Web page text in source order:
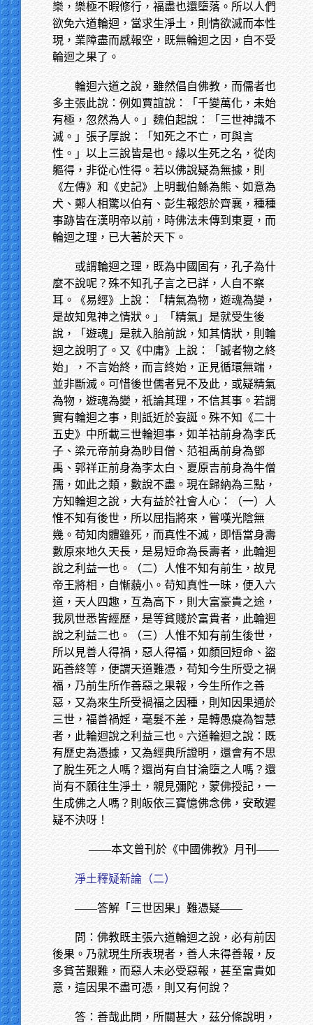
樂，樂極不暇修行，福盡也還墮落。所以人們
欲免六道輪迴，當求生淨土，則情欲滅而本性
現，業障盡而感報空，既無輪迴之因，自不受
輪迴之果了。
輪迴六道之說，雖然倡自佛教，而儒者也
多主張此說：例如賈誼說：「千變萬化，未始
有極，忽然為人。」魏伯起說：「三世神識不
滅。」張子厚說：「知死之不亡，可與言
性。」以上三說皆是也。緣以生死之名，從肉
軀得，非從心性得。若以佛說疑為無據，則
《左傳》和《史記》上明載伯鯀為熊、如意為
犬、鄭人相驚以伯有、彭生報怨於齊襄，種種
事跡皆在漢明帝以前，時佛法未傳到東夏，而
輪迴之理，已大著於天下。
或謂輪迴之理，既為中國固有，孔子為什
麼不說呢？殊不知孔子言之已詳，人自不察
耳。《易經》上說：「精氣為物，遊魂為變，
是故知鬼神之情狀。」「精氣」是就受生後
說，「遊魂」是就入胎前說，知其情狀，則輪
迴之說明了。又《中庸》上說：「誠者物之終
始」，不言始終，而言終始，正見循環無端，
並非斷滅。可惜後世儒者見不及此，或疑精氣
為物，遊魂為變，祇論其理，不信其事。若謂
實有輪迴之事，則詆近於妄誕。殊不知《二十
五史》中所載三世輪迴事，如羊祜前身為李氏
子、梁元帝前身為眇目僧、范祖禹前身為鄧
禹、郭祥正前身為李太白、夏原吉前身為牛僧
孺，如此之類，數說不盡。現在歸納為三點，
方知輪迴之說，大有益於社會人心：（一）人
惟不知有後世，所以屈指將來，嘗嘆光陰無
幾。苟知肉體雖死，而真性不滅，即悟當身壽
數原來地久天長，是易短命為長壽者，此輪迴
說之利益一也。（二）人惟不知有前生，故見
帝王將相，自慚藐小。苟知真性一昧，便入六
道，天人四趣，互為高下，則大富豪貴之途，
我夙世悉皆經歷，是等貧賤於富貴者，此輪迴
說之利益二也。（三）人惟不知有前生後世，
所以見善人得禍，惡人得福，如顏回短命、盜
跖善終等，便謂天道難憑，苟知今生所受之禍
福，乃前生所作善惡之果報，今生所作之善
惡，又為來生所受禍福之因種，則知因果通於
三世，福善禍婬，毫髮不差，是轉愚癡為智慧
者，此輪迴說之利益三也。六道輪迴之說：既
有歷史為憑據，又為經典所證明，還會有不思
了脫生死之人嗎？還尚有自甘淪墮之人嗎？還
尚有不願往生淨土，親見彌陀，蒙佛授記，一
生成佛之人嗎？則皈依三寶憶佛念佛，安敢遲
疑不決呀！
——本文曾刊於《中國佛教》月刊——
淨土釋疑新論（二）
——答解「三世因果」難憑疑——
問：佛教既主張六道輪迴之說，必有前因
後果。乃就現生所表現者，善人未得善報，反
多貧苦艱難，而惡人未必受惡報，甚至富貴如
意，這因果不盡可憑，則又有何說？
答：善哉此問，所關甚大，茲分條說明，